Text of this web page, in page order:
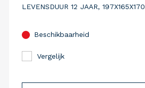
LEVENSDUUR 12 JAAR, 197X165X170
Beschikbaarheid
Vergelijk